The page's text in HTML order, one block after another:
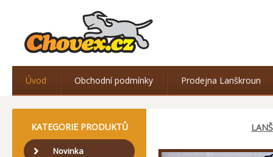
Úvod Obchodní podmínky Prodejna Lanškroun
KATEGORIE PRODUKTŮ
Novinka